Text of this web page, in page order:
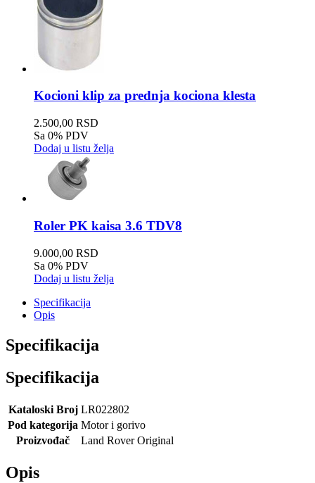
Kocioni klip za prednja kociona klesta
2.500,00 RSD
Sa 0% PDV
Dodaj u listu želja
Roler PK kaisa 3.6 TDV8
9.000,00 RSD
Sa 0% PDV
Dodaj u listu želja
Specifikacija
Opis
Specifikacija
Specifikacija
Kataloski Broj LR022802
Pod kategorija Motor i gorivo
Proizvođač
Land Rover Original
Opis